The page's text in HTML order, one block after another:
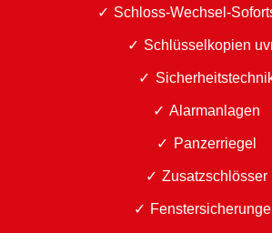
Schloss-Wechsel-
Schlüsselkopien
Alarmanlagen
Panzerriegel
Zusatzschlösser